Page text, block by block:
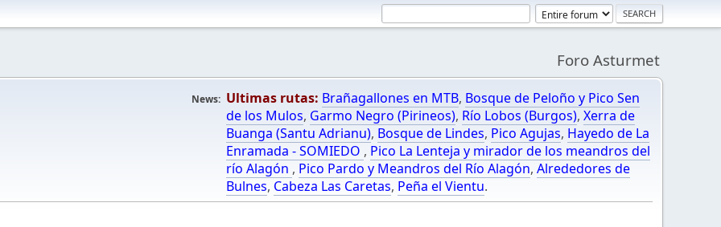
Foro Asturmet
News: Ultimas rutas: Brañagallones en MTB, Bosque de Peloño y Pico Sen
de los Mulos, Garmo Negro (Pirineos), Río Lobos (Burgos), Xerra de
Buanga (Santu Adrianu), Bosque de Lindes, Pico Agujas, Hayedo de La
Enramada - SOMIEDO , Pico La Lenteja y mirador de los meandros del
río Alagón , Pico Pardo y Meandros del Río Alagón, Alrededores de
Bulnes, Cabeza Las Caretas, Peña el Vientu.